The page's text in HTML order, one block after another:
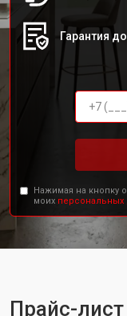
Гарантия
Нажимая на кнопку
моих персональных
Прайс-